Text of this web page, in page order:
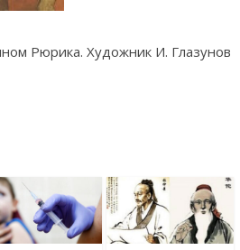
Рюрика. Художник И. Глазунов